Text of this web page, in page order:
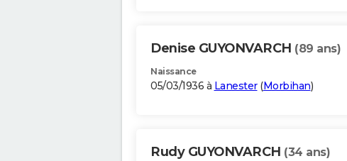
Denise GUYONVARCH (89 ans)
Naissance
05/03/1936 à Lanester(Morbihan)
Rudy GUYONVARCH (34 ans)